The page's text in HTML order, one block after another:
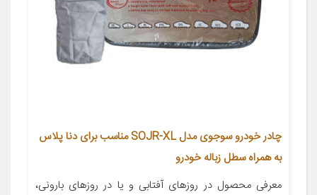
چادر خودرو سوجوی مدل SOJR-XL مناسب برای دنا پلاس
به همراه سطل زباله خودرو
معرفی محصول در روزهای آفتابی و یا در روزهای بارونی،